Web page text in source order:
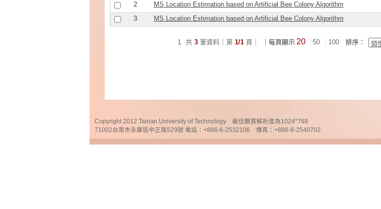
2
MS Location Estimation based on Artificial Bee Colony Algorithm
3
MS Location Estimation based on Artificial Bee Colony Algorithm
1 共 3 筆資料｜第 1/1 頁｜ ｜每頁顯示 20 50 100 排序：
Copyright 2012 Tainan University of Technology 最佳觀賞解析度為1024*768
71002台南市永康區中正路529號 電話：+886-6-2532106 傳真：+886-6-2540702